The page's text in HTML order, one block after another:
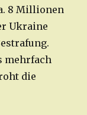
8 Millionen
Ukraine
mehrfach
die